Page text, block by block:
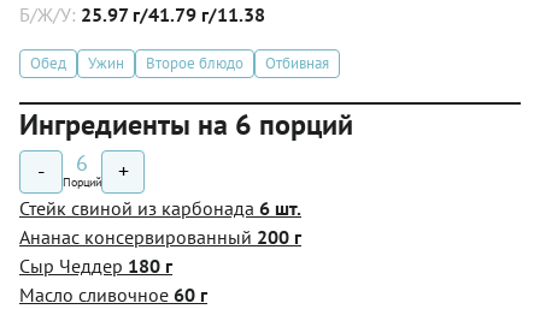
Б/Ж/У: 25.97 г/41.79 г/11.38
Обед Ужин Второе блюдо Отбивная
Ингредиенты на 6 порций
- 6
Порций +
Стейк свиной из карбонада 6 шт.
Ананас консервированный 200 г
Сыр Чеддер 180 г
Масло сливочное 60 г